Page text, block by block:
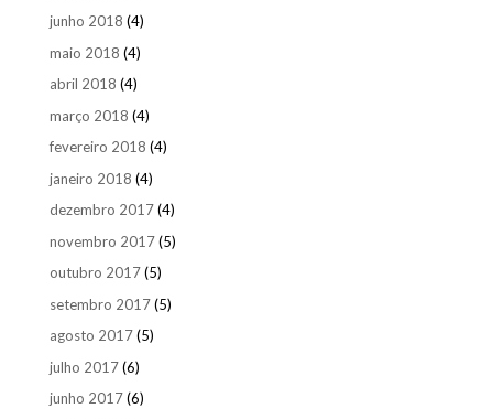
junho 2018 (4)
maio 2018 (4)
abril 2018 (4)
março 2018 (4)
fevereiro 2018 (4)
janeiro 2018 (4)
dezembro 2017(4)
novembro 2017(5)
outubro 2017(5)
setembro 2017(5)
agosto 2017(5)
julho 2017(6)
junho 2017(6)